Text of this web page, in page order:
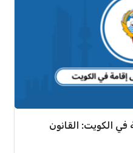
في الكويت: القانون